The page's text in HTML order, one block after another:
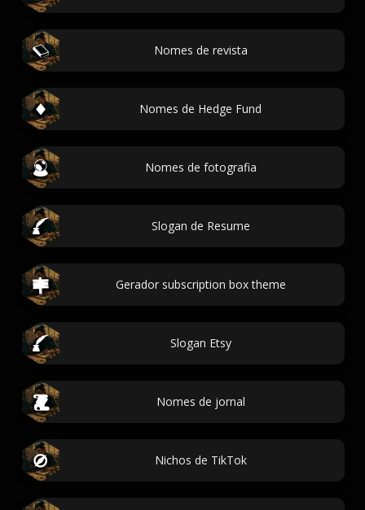
Nomes de revista
Nomes de Hedge Fund
Nomes de fotografia
Slogan de Resume
Gerador subscription box theme
Slogan Etsy
Nomes de jornal
Nichos de TikTok